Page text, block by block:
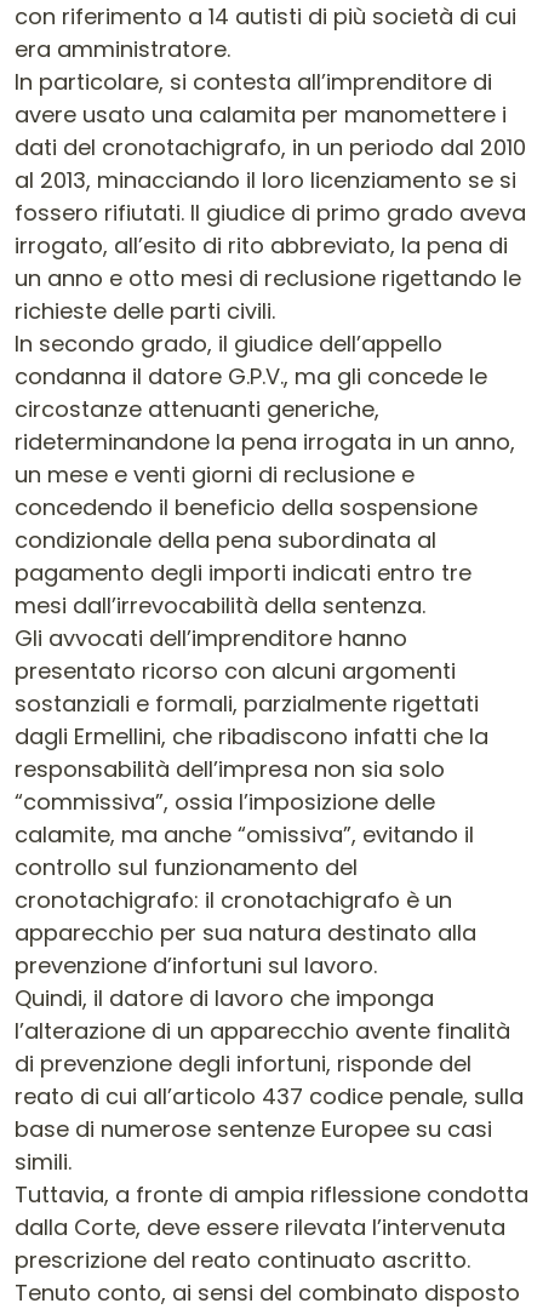
con riferimento a 14 autisti di più società di cui
era amministratore.
In particolare, si contesta all’imprenditore di
avere usato una calamita per manomettere i
dati del cronotachigrafo, in un periodo dal 2010
al 2013, minacciando il loro licenziamento se si
fossero rifiutati. Il giudice di primo grado aveva
irrogato, all’esito di rito abbreviato, la pena di
un anno e otto mesi di reclusione rigettando le
richieste delle parti civili.
In secondo grado, il giudice dell’appello
condanna il datore G.P.V., ma gli concede le
circostanze attenuanti generiche,
rideterminandone la pena irrogata in un anno,
un mese e venti giorni di reclusione e
concedendo il beneficio della sospensione
condizionale della pena subordinata al
pagamento degli importi indicati entro tre
mesi dall’irrevocabilità della sentenza.
Gli avvocati dell’imprenditore hanno
presentato ricorso con alcuni argomenti
sostanziali e formali, parzialmente rigettati
dagli Ermellini, che ribadiscono infatti che la
responsabilità dell’impresa non sia solo
“commissiva”, ossia l’imposizione delle
calamite, ma anche “omissiva”, evitando il
controllo sul funzionamento del
cronotachigrafo: il cronotachigrafo è un
apparecchio per sua natura destinato alla
prevenzione d’infortuni sul lavoro.
Quindi, il datore di lavoro che imponga
l’alterazione di un apparecchio avente finalità
di prevenzione degli infortuni, risponde del
reato di cui all’articolo 437 codice penale, sulla
base di numerose sentenze Europee su casi
simili.
Tuttavia, a fronte di ampia riflessione condotta
dalla Corte, deve essere rilevata l’intervenuta
prescrizione del reato continuato ascritto.
Tenuto conto, ai sensi del combinato disposto